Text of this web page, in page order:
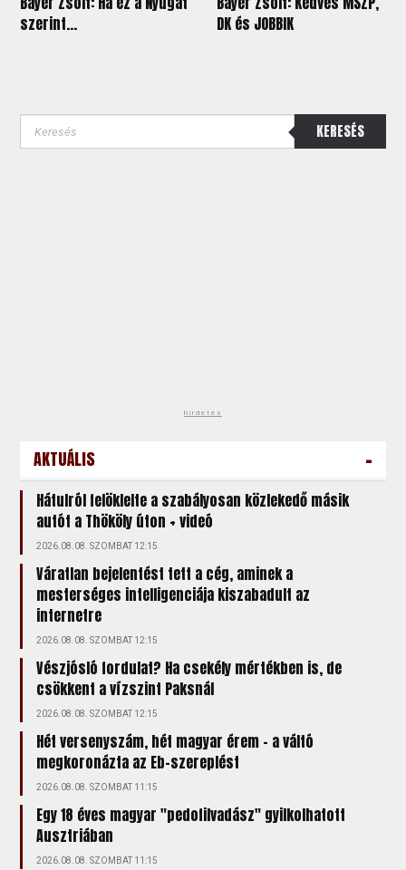
szerint...
DK és JOBBIK
KERESÉS
hirdetés
AKTUÁLIS -
Hátulról felöklelte a szabályosan közlekedő másik
autót a Thököly úton + videó
2026.08.08. SZOMBAT 12:15
Váratlan bejelentést tett a cég, aminek a
mesterséges intelligenciája kiszabadult az
internetre
2026.08.08. SZOMBAT 12:15
Vészjósló fordulat? Ha csekély mértékben is, de
csökkent a vízszint Paksnál
2026.08.08. SZOMBAT 12:15
Hét versenyszám, hét magyar érem – a váltó
megkoronázta az Eb-szereplést
2026.08.08. SZOMBAT 11:15
Egy 18 éves magyar "pedofilvadász" gyilkolhatott
Ausztriában
2026.08.08. SZOMBAT 11:15